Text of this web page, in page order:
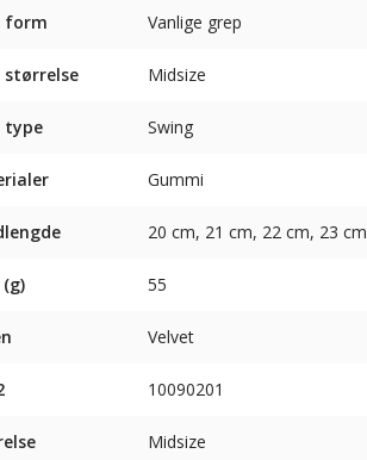
form Vanlige grep
størrelse Midsize
type Swing
Gummi
20 cm, 21 cm, 22 cm, 23 cm
55
Velvet
10090201
Midsize